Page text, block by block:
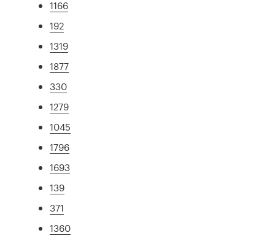
1166
192
1319
1877
330
1279
1045
1796
1693
139
371
1360